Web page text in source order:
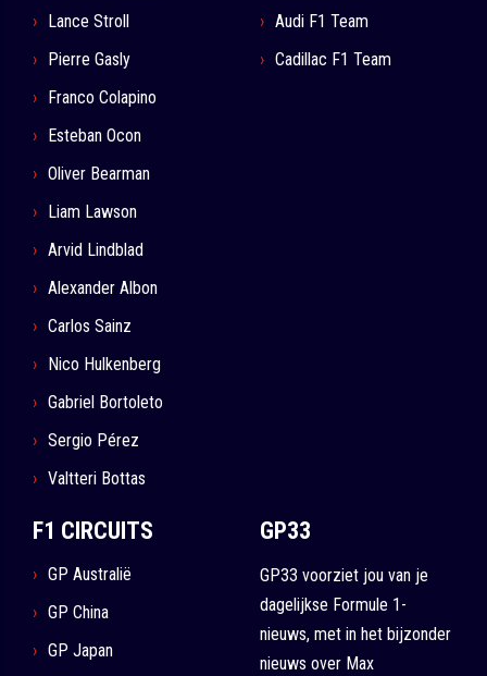
Lance Stroll
Pierre Gasly
Franco Colapino
Esteban Ocon
Oliver Bearman
Liam Lawson
Arvid Lindblad
Alexander Albon
Carlos Sainz
Nico Hulkenberg
Gabriel Bortoleto
Sergio Pérez
Valtteri Bottas
Audi F1 Team
Cadillac F1 Team
F1 CIRCUITS
GP Australië
GP China
GP Japan
GP33
GP33 voorziet jou van je
dagelijkse Formule 1-
nieuws, met in het bijzonder
nieuws over Max